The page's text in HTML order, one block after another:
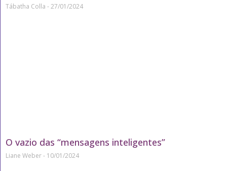
Tábatha Colla 27/01/2024
O vazio das “mensagens inteligentes”
Liane Weber 10/01/2024